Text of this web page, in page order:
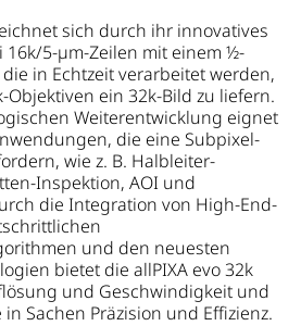
sich durch ihr innovatives
16k/5-µm-Zeilen mit einem ½-
in Echtzeit verarbeitet werden,
Objektiven ein 32k-Bild zu liefern.
Weiterentwicklung eignet
die eine Subpixel-
wie z. B. Halbleiter-
Inspektion, AOI und
die Integration von High-End-
und den neuesten
bietet die allPIXA evo 32k
und Geschwindigkeit und
Sachen Präzision und Effizienz.